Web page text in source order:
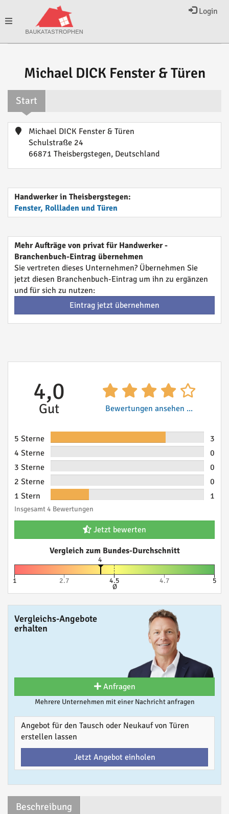
Login
Toggle
Michael DICK Fenster & Türen
Start
Michael DICK Fenster & Türen
Schulstraße 24
66871 Theisbergstegen, Deutschland
Handwerker in Theisbergstegen:
Fenster, Rollladen und Türen
Mehr Aufträge von privat für Handwerker -
Branchenbuch-Eintrag übernehmen
Sie vertreten dieses Unternehmen? Übernehmen Sie
jetzt diesen Branchenbuch-Eintrag um ihn zu ergänzen
und für sich zu nutzen:
Eintrag jetzt übernehmen
4,0
Gut Bewertungen ansehen ...
5 Sterne
3
4 Sterne
0
3 Sterne
0
2 Sterne
0
1 Stern
1
Insgesamt 4 Bewertungen
Jetzt bewerten
Vergleich zum Bundes-Durchschnitt
4
1 2.7 4.5
Ø
4.7 5
Vergleichs-Angebote
erhalten
Anfragen
Mehrere Unternehmen mit einer Nachricht anfragen
Angebot für den Tausch oder Neukauf von Türen
erstellen lassen
Jetzt Angebot einholen
Beschreibung